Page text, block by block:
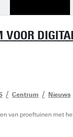
VOOR
Centrum Nieuws
van proeftuinen met